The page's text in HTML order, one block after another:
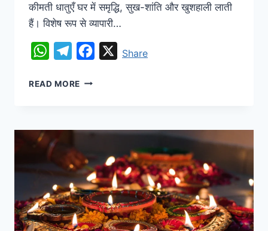
कीमती धातुएँ घर में समृद्धि, सुख-शांति और खुशहाली लाती
हैं। विशेष रूप से व्यापारी…
WhatsAppTelegramFacebook
XShare
READ MORE